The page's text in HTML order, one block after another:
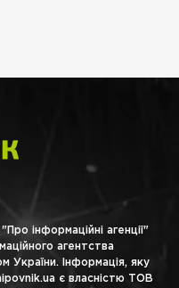
інформаційні агенції"
агентства
України. Інформація, яку
є власністю ТОВ